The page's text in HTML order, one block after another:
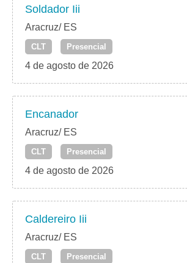
Soldador Iii
Aracruz/ ES
CLT Presencial
4 de agosto de 2026
Encanador
Aracruz/ ES
CLT Presencial
4 de agosto de 2026
Caldereiro Iii
Aracruz/ ES
CLT Presencial